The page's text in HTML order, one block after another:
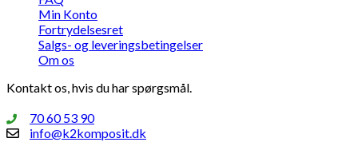
Min Konto
Fortrydelsesret
Salgs- og leveringsbetingelser
Om os
Kontakt os, hvis du har spørgsmål.
70 60 53 90
info@k2komposit.dk